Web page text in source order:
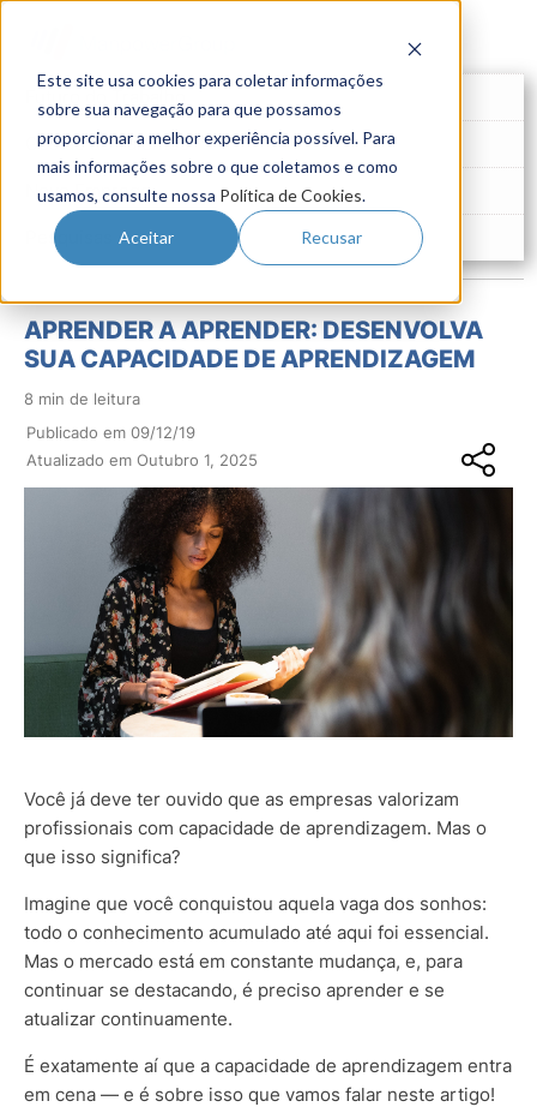
Este site usa cookies para coletar informações
sobre sua navegação para que possamos
proporcionar a melhor experiência possível. Para
mais informações sobre o que coletamos e como
usamos, consulte nossa Política de Cookies.
Aceitar Recusar
Gestão de Talentos
Novo Emprego
Pesquisas
APRENDER A APRENDER: DESENVOLVA
SUA CAPACIDADE DE APRENDIZAGEM
8 min de leitura
Publicado em 09/12/19
Atualizado em Outubro 1, 2025
Você já deve ter ouvido que as empresas valorizam
profissionais com capacidade de aprendizagem. Mas o
que isso significa?
Imagine que você conquistou aquela vaga dos sonhos:
todo o conhecimento acumulado até aqui foi essencial.
Mas o mercado está em constante mudança, e, para
continuar se destacando, é preciso aprender e se
atualizar continuamente.
É exatamente aí que a capacidade de aprendizagem entra
em cena — e é sobre isso que vamos falar neste artigo!